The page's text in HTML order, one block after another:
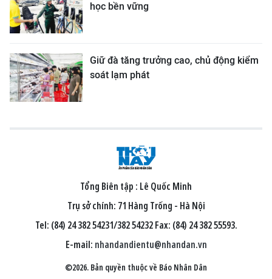
học bền vững
Giữ đà tăng trưởng cao, chủ động kiểm
soát lạm phát
Tổng Biên tập : Lê Quốc Minh
Trụ sở chính: 71 Hàng Trống - Hà Nội
Tel: (84) 24 382 54231/382 54232 Fax: (84) 24 382 55593.
E-mail: nhandandientu@nhandan.vn
©2026. Bản quyền thuộc về Báo Nhân Dân